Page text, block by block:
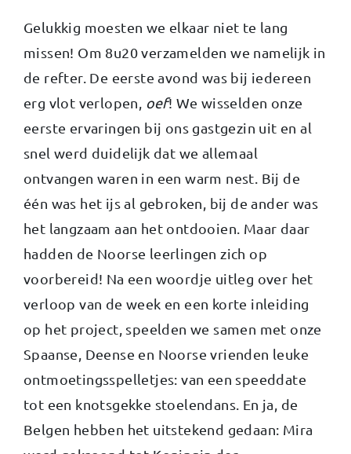
Gelukkig moesten we elkaar niet te lang
missen! Om 8u20 verzamelden we namelijk in
de refter. De eerste avond was bij iedereen
erg vlot verlopen,
oef! We wisselden onze
eerste ervaringen bij ons gastgezin uit en al
snel werd duidelijk dat we allemaal
ontvangen waren in een warm nest. Bij de
één was het ijs al gebroken, bij de ander was
het langzaam aan het ontdooien. Maar daar
hadden de Noorse leerlingen zich op
voorbereid! Na een woordje uitleg over het
verloop van de week en een korte inleiding
op het project, speelden we samen met onze
Spaanse, Deense en Noorse vrienden leuke
ontmoetingsspelletjes: van een speeddate
tot een knotsgekke stoelendans. En ja, de
Belgen hebben het uitstekend gedaan: Mira